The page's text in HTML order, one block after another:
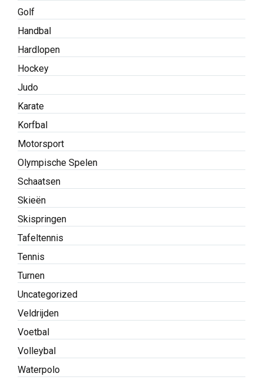
Golf
Handbal
Hardlopen
Hockey
Judo
Karate
Korfbal
Motorsport
Olympische Spelen
Schaatsen
Skieën
Skispringen
Tafeltennis
Tennis
Turnen
Uncategorized
Veldrijden
Voetbal
Volleybal
Waterpolo